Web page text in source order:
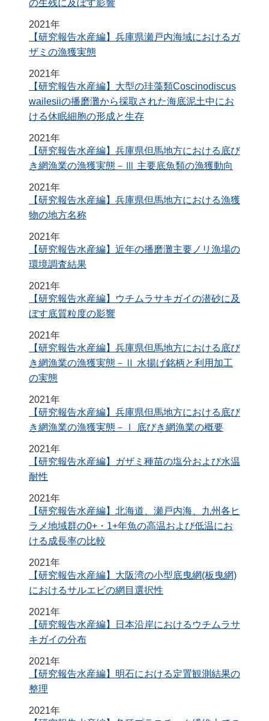
の生残に及ぼす影響
2021年
【研究報告水産編】兵庫県瀬戸内海域におけるガ
ザミの漁獲実態
2021年
【研究報告水産編】大型の珪藻類Coscinodiscus
wailesiiの播磨灘から採取された海底泥土中にお
ける休眠細胞の形成と生存
2021年
【研究報告水産編】兵庫県但馬地方における底び
き網漁業の漁獲実態－Ⅲ 主要底魚類の漁獲動向
2021年
【研究報告水産編】兵庫県但馬地方における漁獲
物の地方名称
2021年
【研究報告水産編】近年の播磨灘主要ノリ漁場の
環境調査結果
2021年
【研究報告水産編】ウチムラサキガイの潜砂に及
ぼす底質粒度の影響
2021年
【研究報告水産編】兵庫県但馬地方における底び
き網漁業の漁獲実態－Ⅱ 水揚げ銘柄と利用加工
の実態
2021年
【研究報告水産編】兵庫県但馬地方における底び
き網漁業の漁獲実態－Ⅰ 底びき網漁業の概要
2021年
【研究報告水産編】ガザミ種苗の塩分および水温
耐性
2021年
【研究報告水産編】北海道、瀬戸内海、九州各ヒ
ラメ地域群の0+・1+年魚の高温および低温にお
ける成長率の比較
2021年
【研究報告水産編】大阪湾の小型底曳網(板曳網)
におけるサルエビの網目選択性
2021年
【研究報告水産編】日本沿岸におけるウチムラサ
キガイの分布
2021年
【研究報告水産編】明石における定置観測結果の
整理
2021年